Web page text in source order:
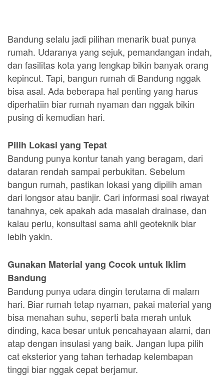
Bandung selalu jadi pilihan menarik buat punya
rumah. Udaranya yang sejuk, pemandangan indah,
dan fasilitas kota yang lengkap bikin banyak orang
kepincut. Tapi, bangun rumah di Bandung nggak
bisa asal. Ada beberapa hal penting yang harus
diperhatiin biar rumah nyaman dan nggak bikin
pusing di kemudian hari.
Pilih Lokasi yang Tepat
Bandung punya kontur tanah yang beragam, dari
dataran rendah sampai perbukitan. Sebelum
bangun rumah, pastikan lokasi yang dipilih aman
dari longsor atau banjir. Cari informasi soal riwayat
tanahnya, cek apakah ada masalah drainase, dan
kalau perlu, konsultasi sama ahli geoteknik biar
lebih yakin.
Gunakan Material yang Cocok untuk Iklim
Bandung
Bandung punya udara dingin terutama di malam
hari. Biar rumah tetap nyaman, pakai material yang
bisa menahan suhu, seperti bata merah untuk
dinding, kaca besar untuk pencahayaan alami, dan
atap dengan insulasi yang baik. Jangan lupa pilih
cat eksterior yang tahan terhadap kelembapan
tinggi biar nggak cepat berjamur.